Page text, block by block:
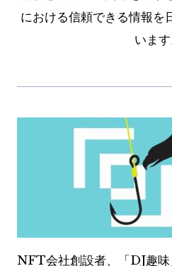
における信頼できる情報を
います
NFT会社創設者、「DJ趣味